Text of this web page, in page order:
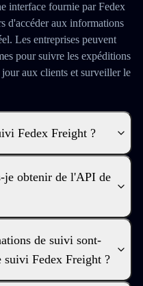
interface fournie par Fedex
d'accéder aux informations
Les entreprises peuvent
pour suivre les expéditions
aux clients et surveiller le
Fedex Freight ?
je obtenir de l'API de
de suivi sont-
Fedex Freight ?